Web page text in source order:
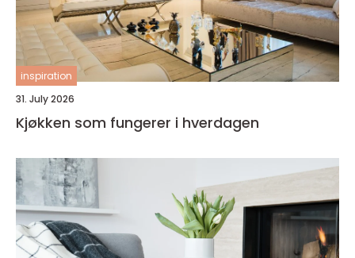
inspiration
31. July 2026
Kjøkken som fungerer i hverdagen